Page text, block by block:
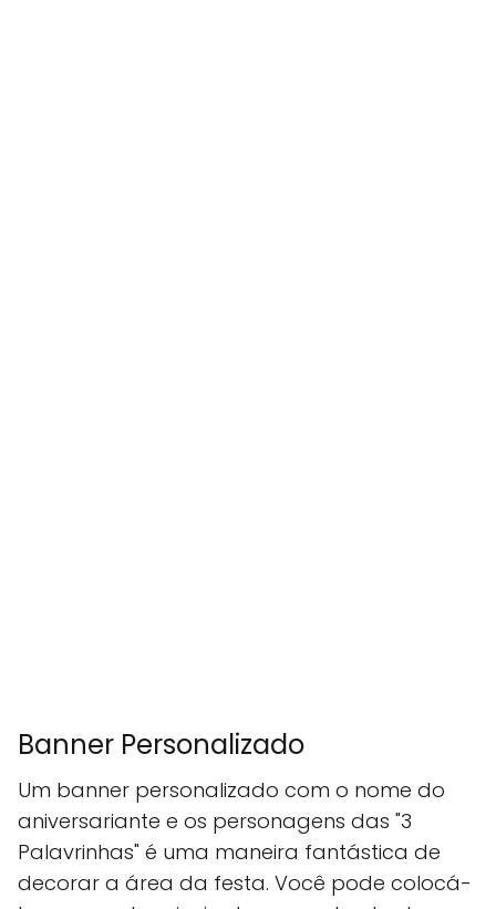
Banner Personalizado
Um banner personalizado com o nome do
aniversariante e os personagens das "3
Palavrinhas" é uma maneira fantástica de
decorar a área da festa. Você pode colocá-